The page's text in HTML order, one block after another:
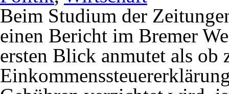
Beim Studium der
einen Bericht im Bremer
ersten Blick anmutet als